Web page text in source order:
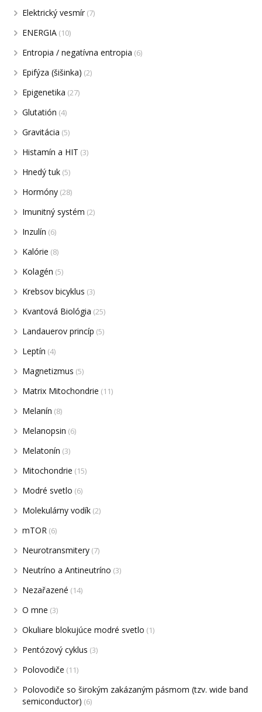
Elektrický vesmír (7)
ENERGIA (10)
Entropia / negatívna entropia (6)
Epifýza (šišinka) (2)
Epigenetika (27)
Glutatión (4)
Gravitácia (5)
Histamín a HIT (3)
Hnedý tuk (5)
Hormóny (28)
Imunitný systém (2)
Inzulín (6)
Kalórie (8)
Kolagén (5)
Krebsov bicyklus (3)
Kvantová Biológia (25)
Landauerov princíp (5)
Leptín (4)
Magnetizmus (5)
Matrix Mitochondrie (11)
Melanín (8)
Melanopsin (6)
Melatonín (3)
Mitochondrie (15)
Modré svetlo (6)
Molekulárny vodík (2)
mTOR (6)
Neurotransmitery (7)
Neutríno a Antineutríno (3)
Nezařazené (14)
O mne (3)
Okuliare blokujúce modré svetlo (1)
Pentózový cyklus (3)
Polovodiče (11)
Polovodiče so širokým zakázaným pásmom (tzv. wide band
semiconductor) (6)